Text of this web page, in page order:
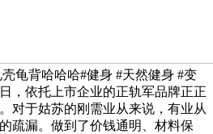
龟背哈哈哈#健身 #天然健身 #变
，依托上市企业的正轨军品牌正正
对于姑苏的刚需业从来说，有业从
疏漏。做到了价钱通明、材料保